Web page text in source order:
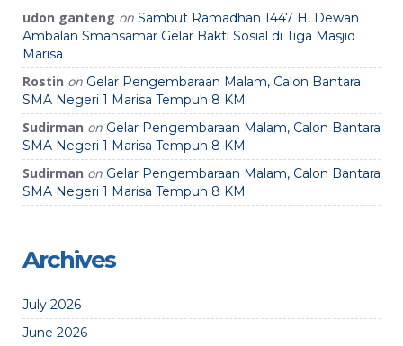
udon ganteng on Sambut Ramadhan 1447 H, Dewan
Ambalan Smansamar Gelar Bakti Sosial di Tiga Masjid
Marisa
Rostin on Gelar Pengembaraan Malam, Calon Bantara
SMA Negeri 1 Marisa Tempuh 8 KM
Sudirman on Gelar Pengembaraan Malam, Calon Bantara
SMA Negeri 1 Marisa Tempuh 8 KM
Sudirman on Gelar Pengembaraan Malam, Calon Bantara
SMA Negeri 1 Marisa Tempuh 8 KM
Archives
July 2026
June 2026